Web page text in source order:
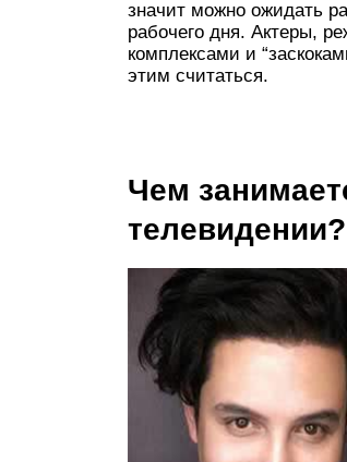
значит можно ожидать
рабочего дня. Актеры,
комплексами и
этим считаться.
Чем
телевидении?